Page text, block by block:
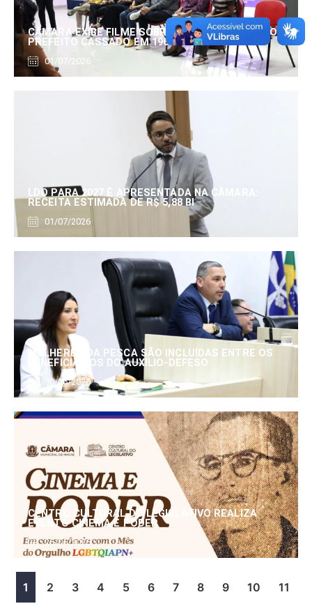
CÂMARA EXIBE FILME SOBRE EDUARDO SERRANO,
PREFEITO CASSADO EM 1960
01/07/2026
LDO PARA 2027 É APRESENTADA NA CÂMARA:
RECEITA ESTIMADA DE R$ 5,88 BI
01/07/2026
MULHERES DA PESCA SÃO INCLUÍDAS ENTRE OS
BENEFICIÁRIOS DO AUXÍLIO-DEFESO
30/06/2026
CENTRO CULTURAL DO LEGISLATIVO REALIZA
EVENTO CINEMA E PODER
25/06/2026
1 2 3 4 5 6 7 8 9 10 11